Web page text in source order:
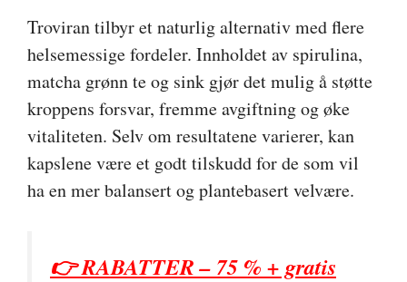
Troviran tilbyr et naturlig alternativ med flere
helsemessige fordeler. Innholdet av spirulina,
matcha grønn te og sink gjør det mulig å støtte
kroppens forsvar, fremme avgiftning og øke
vitaliteten. Selv om resultatene varierer, kan
kapslene være et godt tilskudd for de som vil
ha en mer balansert og plantebasert velvære.
👉 RABATTER – 75 % + gratis